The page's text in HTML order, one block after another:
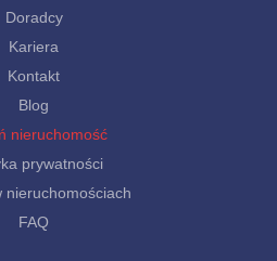
Doradcy
Kariera
Kontakt
Blog
nieruchomość
prywatności
nieruchomościach
FAQ